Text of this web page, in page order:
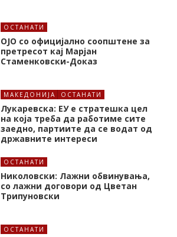
ОСТАНАТИ
ОЈО со официјално соопштене за
претресот кај Марјан
Стаменковски-Доказ
МАКЕДОНИЈА ОСТАНАТИ
Лукаревска: ЕУ е стратешка цел
на која треба да работиме сите
заедно, партиите да се водат од
државните интереси
ОСТАНАТИ
Николовски: Лажни обвинувања,
со лажни договори од Цветан
Трипуновски
ОСТАНАТИ